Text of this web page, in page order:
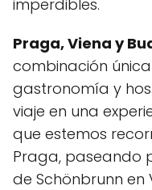
imperdibles.
Praga, Viena y
combinación
gastronomía y
viaje en una
que estemos
Praga, paseando
de Schönbrunn